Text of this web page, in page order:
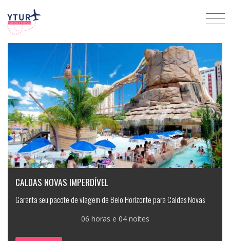
Semana da criança
CALDAS NOVAS IMPERDÍVEL
Garanta seu pacote de viagem de Belo Horizonte para Caldas Novas
06 horas e 04 noites